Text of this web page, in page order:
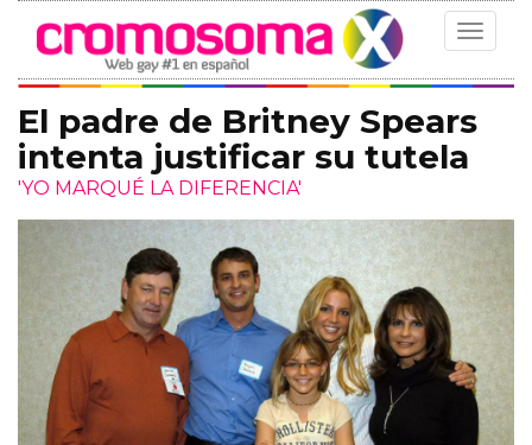
Toggle
El padre de Britney Spears
intenta justificar su tutela
'YO MARQUÉ LA DIFERENCIA'